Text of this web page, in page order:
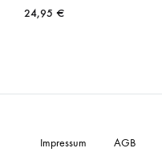
24,95 €
Impressum AGB